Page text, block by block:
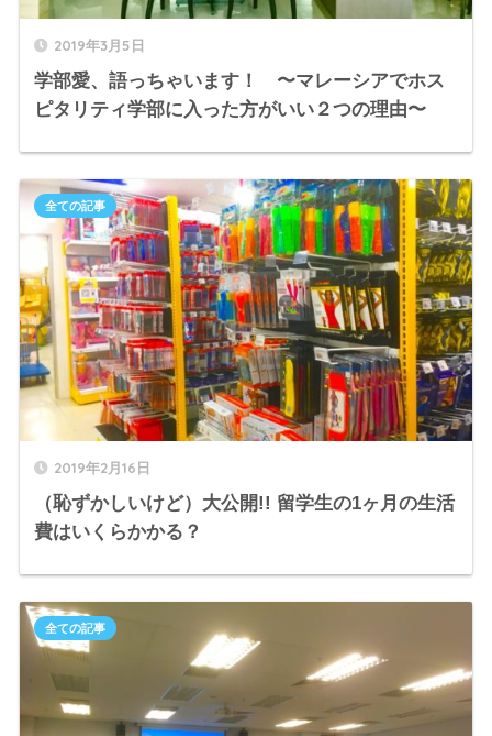
2019年3月5日
学部愛、語っちゃいます！ 〜マレーシアでホス
ピタリティ学部に入った方がいい２つの理由〜
2019年2月16日
（恥ずかしいけど）大公開!! 留学生の1ヶ月の生活
費はいくらかかる？
全ての記事
全ての記事